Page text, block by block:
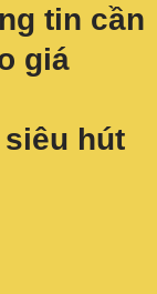
tin cần
giá
siêu hút